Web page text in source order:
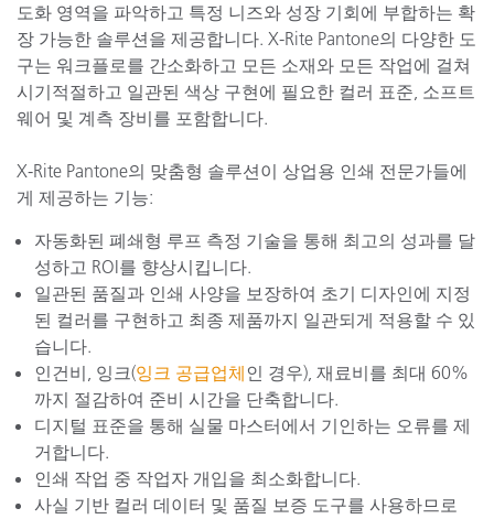
도화 영역을 파악하고 특정 니즈와 성장 기회에 부합하는 확
장 가능한 솔루션을 제공합니다. X-Rite Pantone의 다양한 도
구는 워크플로를 간소화하고 모든 소재와 모든 작업에 걸쳐
시기적절하고 일관된 색상 구현에 필요한 컬러 표준, 소프트
웨어 및 계측 장비를 포함합니다.
X-Rite Pantone의 맞춤형 솔루션이 상업용 인쇄 전문가들에
게 제공하는 기능:
자동화된 폐쇄형 루프 측정 기술을 통해 최고의 성과를 달
성하고 ROI를 향상시킵니다.
일관된 품질과 인쇄 사양을 보장하여 초기 디자인에 지정
된 컬러를 구현하고 최종 제품까지 일관되게 적용할 수 있
습니다.
인건비, 잉크(잉크 공급업체 인 경우), 재료비를 최대 60%
까지 절감하여 준비 시간을 단축합니다.
디지털 표준을 통해 실물 마스터에서 기인하는 오류를 제
거합니다.
인쇄 작업 중 작업자 개입을 최소화합니다.
사실 기반 컬러 데이터 및 품질 보증 도구를 사용하므로